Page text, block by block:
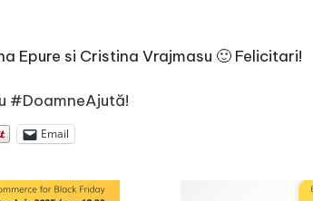
Epure si Cristina Vrajmasu 🙂 Felicitari!
#DoamneAjută!
Email